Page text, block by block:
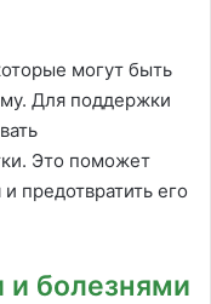
могут быть
Для поддержки
Это поможет
предотвратить его
и болезнями